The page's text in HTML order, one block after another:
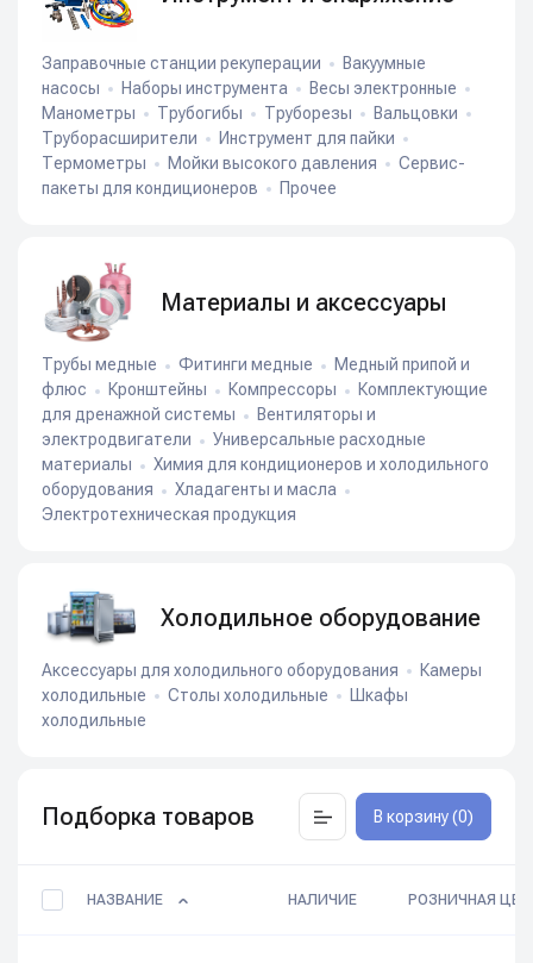
Заправочные станции рекуперации
Вакуумные
насосы
Наборы инструмента
Весы электронные
Манометры
Трубогибы Труборезы
Вальцовки
Труборасширители
Инструмент для пайки
Термометры
Мойки высокого давления
Сервис-
пакеты для кондиционеров
Прочее
Материалы и аксессуары
Трубы медные Фитинги медные
Медный припой и
флюс
Кронштейны Компрессоры
Комплектующие
для дренажной системы
Вентиляторы и
электродвигатели
Универсальные расходные
материалы
Химия для кондиционеров и холодильного
оборудования
Хладагенты и масла
Электротехническая продукция
Холодильное оборудование
Аксессуары для холодильного оборудования
Камеры
холодильные
Столы холодильные
Шкафы
холодильные
Подборка товаров В корзину (0)
НАЗВАНИЕ НАЛИЧИЕ РОЗНИЧНАЯ